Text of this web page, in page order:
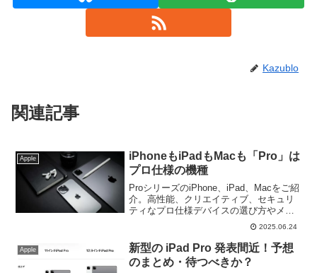
Kazublo
関連記事
Apple
iPhoneもiPadもMacも「Pro」は
プロ仕様の機種
ProシリーズのiPhone、iPad、Macをご紹
介。高性能、クリエイティブ、セキュリ
ティなプロ仕様デバイスの選び方やメリ
ットを探ります。プロフェッショナルな
ユーザーに向けた最新テクノロジーを！
2025.06.24
Apple
新型の iPad Pro 発表間近！予想
のまとめ・待つべきか？